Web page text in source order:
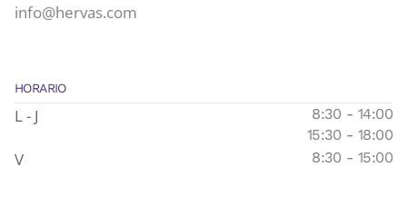
info@hervas.com
HORARIO
L - J
8:30 - 14:00
15:30 - 18:00
V 8:30 - 15:00